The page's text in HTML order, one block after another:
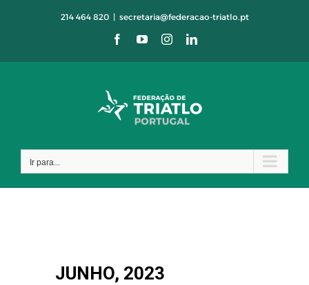
214 464 820 | secretaria@federacao-triatlo.pt
FacebookYouTubeInstagramLinkedIn
Ir para...
JUNHO, 2023